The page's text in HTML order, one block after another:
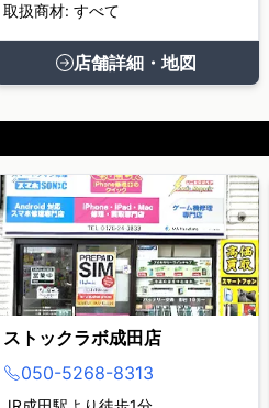
取扱商材: すべて
店舗詳細・地図
ストックラボ成田店
050-5268-8313